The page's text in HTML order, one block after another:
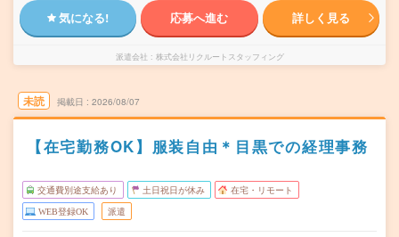
気になる! 応募へ進む 詳しく見る
派遣会社 株式会社リクルートスタッフィング
未読 掲載日 2026/08/07
【在宅勤務OK】服装自由＊目黒での経理事務
交通費別途支給あり 土日祝日が休み 在宅・リモート
WEB登録OK 派遣